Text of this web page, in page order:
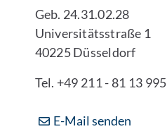
Geb. 24.31.02.28
Universitätsstraße 1
40225 Düsseldorf
Tel. +49 211 - 81 13 995
E-Mail senden